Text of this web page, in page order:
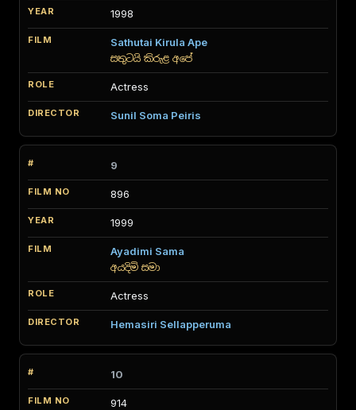
1998
Sathutai Kirula Ape
සතුටයි කිරුළ අපේ
Actress
Sunil Soma Peiris
9
896
1999
Ayadimi Sama
අයදිමි සමා
Actress
Hemasiri Sellapperuma
10
914